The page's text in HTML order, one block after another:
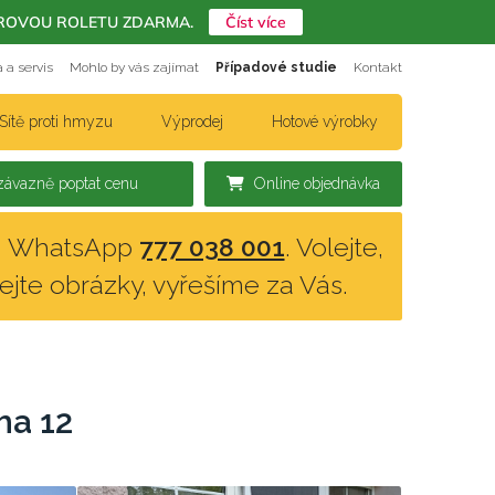
a servis Mohlo by vás zajímat Případové studie Kontakt
proti hmyzu Výprodej Hotové výrobky
Online objednávka
poptat cenu
WhatsApp 777 038 001. Volejte,
obrázky, vyřešíme za Vás.
12
ROLETU ZDARMA. Číst více